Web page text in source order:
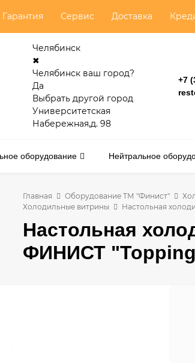
Гарантия Сервис Доставка
Челябинск
✖
Челябинск ваш город?
Да
Выбрать другой город
Университетская
Набережная,д. 98
+7
оборудование Нейтральное
Главная Оборудование ТМ "Финист"
Холодильные витрины
Настольная
Настольная
ФИНИСТ